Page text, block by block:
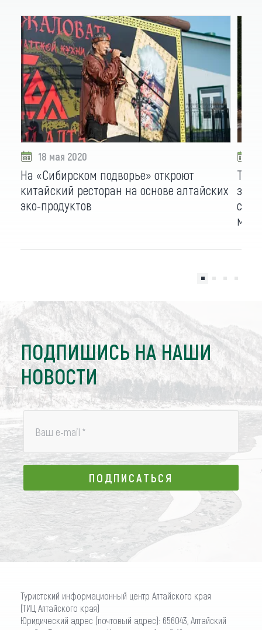
18 мая 2020
На «Сибирском подворье» откроют
китайский ресторан на основе алтайских
эко-продуктов
Три
ПОДПИШИСЬ НА НАШИ
НОВОСТИ
Ваш e-mail *
ПОДПИСАТЬСЯ
ПОДПИСАТЬСЯ
Туристский информационный центр Алтайского края
(ТИЦ Алтайского края)
Юридический адрес (почтовый адрес): 656043, Алтайский